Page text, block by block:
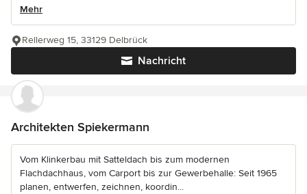
Mehr
Nachricht
Rellerweg 15, 33129 Delbrück
Architekten Spiekermann
Vom Klinkerbau mit Satteldach bis zum modernen
Flachdachhaus, vom Carport bis zur Gewerbehalle: Seit 1965
planen, entwerfen, zeichnen, koordin...